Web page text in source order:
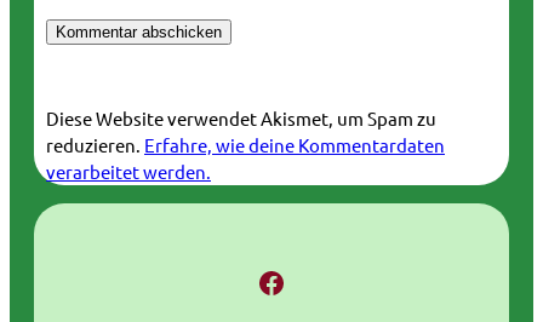
Diese Website verwendet Akismet, um Spam zu
reduzieren. Erfahre, wie deine Kommentardaten
verarbeitet werden.
Facebook